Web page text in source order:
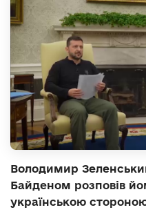
Володимир
Байденом розповів
українською